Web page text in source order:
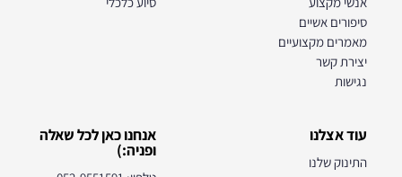
סיפורים אשיים
מאמרים מקצועיים
יצירת קשר
נגישות
עוד אצלנו
התינוק שלנו
אנחנו כאן לכל שאלה
ופניה:)